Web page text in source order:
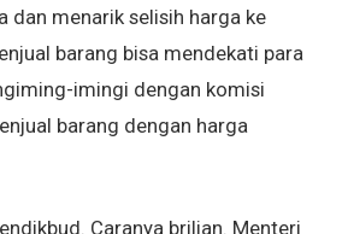
dan menarik selisih harga ke
barang bisa mendekati para
imingi dengan komisi
barang dengan harga
Caranya brilian. Menteri